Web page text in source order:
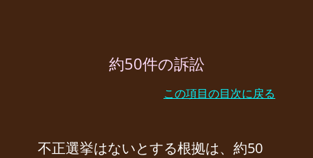
約50件の訴訟
この項目の目次に戻る
不正選挙はないとする根拠は、約50